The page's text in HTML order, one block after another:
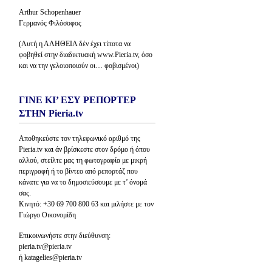
Arthur Schopenhauer
Γερμανός Φιλόσοφος
(Αυτή η ΑΛΗΘΕΙΑ δέν έχει τίποτα να
φοβηθεί στην διαδικτυακή www.Pieria.tv, όσο
και να την γελοιοποιούν οι… φοβισμένοι)
ΓΙΝΕ ΚΙ’ ΕΣΥ ΡΕΠΟΡΤΕΡ
ΣΤΗΝ Pieria.tv
Αποθηκεύστε τον τηλεφωνικό αριθμό της
Pieria.tv και άν βρίσκεστε στον δρόμο ή όπου
αλλού, στείλτε μας τη φωτογραφία με μικρή
περιγραφή ή το βίντεο από ρεπορτάζ που
κάνατε για να το δημοσιεύσουμε με τ’ όνομά
σας.
Κινητό: +30 69 700 800 63 και μιλήστε με τον
Γιώργο Οικονομίδη
Επικοινωνήστε στην διεύθυνση:
pieria.tv@pieria.tv
ή katagelies@pieria.tv